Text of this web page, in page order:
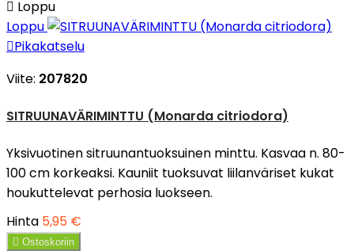
 Loppu
Loppu
Pikakatselu
Viite: 207820
SITRUUNAVÄRIMINTTU (Monarda citriodora)
Yksivuotinen sitruunantuoksuinen minttu. Kasvaa n. 80-
100 cm korkeaksi. Kauniit tuoksuvat liilanväriset kukat
houkuttelevat perhosia luokseen.
Hinta 5,95 €
 Ostoskoriin